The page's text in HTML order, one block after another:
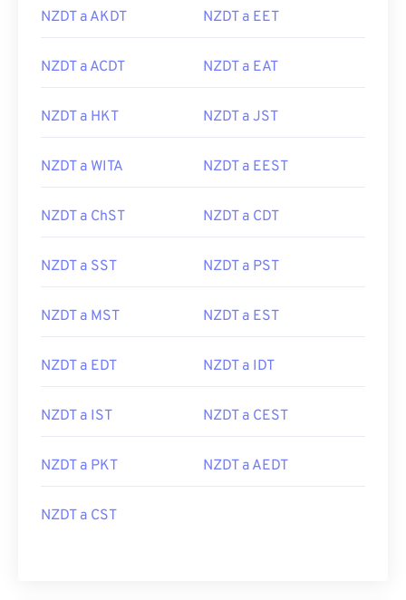
NZDT a AKDT NZDT a EET
NZDT a ACDT NZDT a EAT
NZDT a HKT NZDT a JST
NZDT a WITA NZDT a EEST
NZDT a ChST NZDT a CDT
NZDT a SST NZDT a PST
NZDT a MST NZDT a EST
NZDT a EDT NZDT a IDT
NZDT a IST NZDT a CEST
NZDT a PKT NZDT a AEDT
NZDT a CST